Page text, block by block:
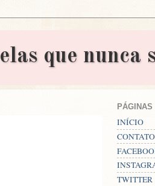
que nunca
PÁGINAS
INÍCIO
CONTATO
TWITTER